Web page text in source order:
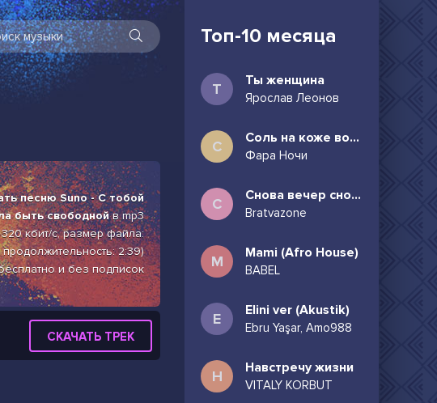
песню Suno - С тобой
быть свободнойв mp3
320 кбит/с, размер файла:
2:39)
и без подписок
СКАЧАТЬ ТРЕК
Топ-10 месяца
Т Ты женщина
Ярослав Леонов
С Соль на коже волосы в пучок
Фара Ночи
С Снова вечер снова дождь может всё таки придёшь
Bratvazone
M Mami (Afro House)
BABEL
E Elini ver (Akustik)
Ebru Yaşar, Amo988
Н Навстречу жизни
VITALY KORBUT